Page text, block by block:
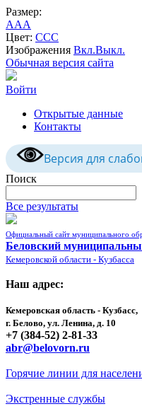
Размер:
AAA
Цвет: CCC
Изображения Вкл.Выкл.
Обычная версия сайта
Войти
Открытые данные
Контакты
Версия для
Поиск
Все результаты
Официальный сайт муниципального
Беловский
Кемеровской области - Кузбасса
Наш адрес:
Кемеровская область - Кузбасс,
г. Белово, ул. Ленина, д. 10
+7 (384-52) 2-81-33
abr@belovorn.ru
Горячие линии для
Экстренные службы